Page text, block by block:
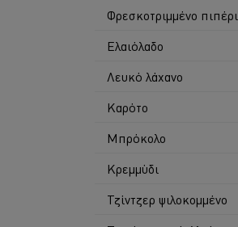
Φρεσκοτριμμένο πιπέρι
Ελαιόλαδο
Λευκό λάχανο
Καρότο
Μπρόκολο
Κρεμμύδι
Τζίντζερ ψιλοκομμένο